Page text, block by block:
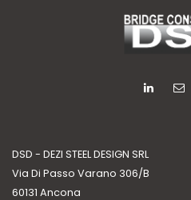
DSD - DEZI STEEL DESIGN SRL
Via Di Passo Varano 306/B
60131 Ancona